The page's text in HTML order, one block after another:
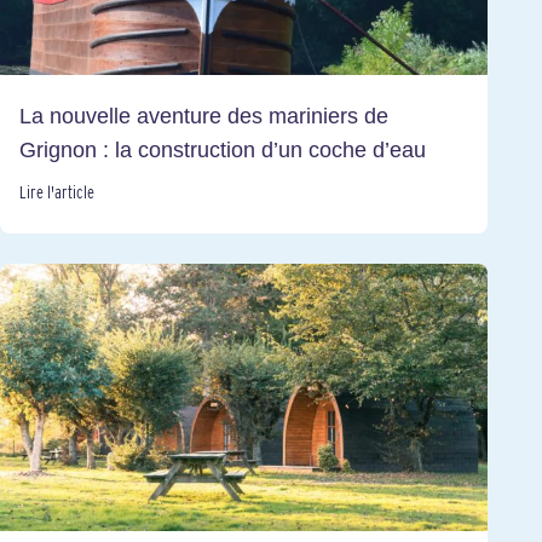
La nouvelle aventure des mariniers de
Grignon : la construction d’un coche d’eau
Lire l'article